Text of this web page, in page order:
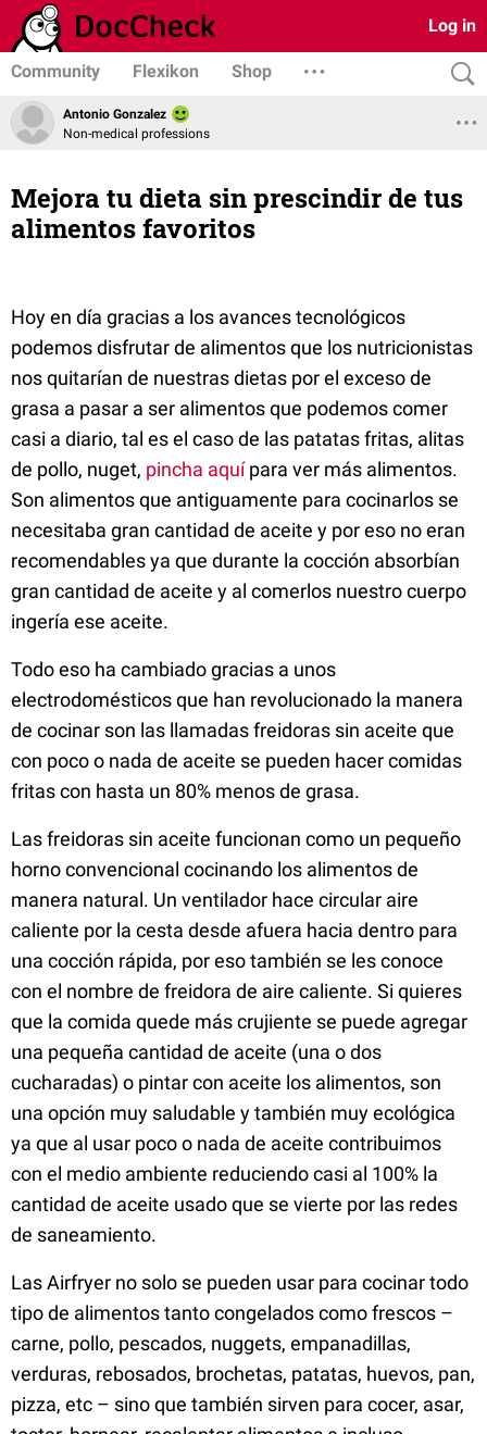
Log in
Community Flexikon Shop
Antonio Gonzalez
Non-medical professions
Mejora tu dieta sin prescindir de tus
alimentos favoritos
Hoy en día gracias a los avances tecnológicos
podemos disfrutar de alimentos que los nutricionistas
nos quitarían de nuestras dietas por el exceso de
grasa a pasar a ser alimentos que podemos comer
casi a diario, tal es el caso de las patatas fritas, alitas
de pollo, nuget, pincha aquípara ver más alimentos.
Son alimentos que antiguamente para cocinarlos se
necesitaba gran cantidad de aceite y por eso no eran
recomendables ya que durante la cocción absorbían
gran cantidad de aceite y al comerlos nuestro cuerpo
ingería ese aceite.
Todo eso ha cambiado gracias a unos
electrodomésticos que han revolucionado la manera
de cocinar son las llamadas freidoras sin aceite que
con poco o nada de aceite se pueden hacer comidas
fritas con hasta un 80% menos de grasa.
Las freidoras sin aceite funcionan como un pequeño
horno convencional cocinando los alimentos de
manera natural. Un ventilador hace circular aire
caliente por la cesta desde afuera hacia dentro para
una cocción rápida, por eso también se les conoce
con el nombre de freidora de aire caliente. Si quieres
que la comida quede más crujiente se puede agregar
una pequeña cantidad de aceite (una o dos
cucharadas) o pintar con aceite los alimentos, son
una opción muy saludable y también muy ecológica
ya que al usar poco o nada de aceite contribuimos
con el medio ambiente reduciendo casi al 100% la
cantidad de aceite usado que se vierte por las redes
de saneamiento.
Las Airfryer no solo se pueden usar para cocinar todo
tipo de alimentos tanto congelados como frescos –
carne, pollo, pescados, nuggets, empanadillas,
verduras, rebosados, brochetas, patatas, huevos, pan,
pizza, etc – sino que también sirven para cocer, asar,